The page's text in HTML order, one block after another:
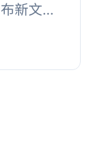
新文章
到電子